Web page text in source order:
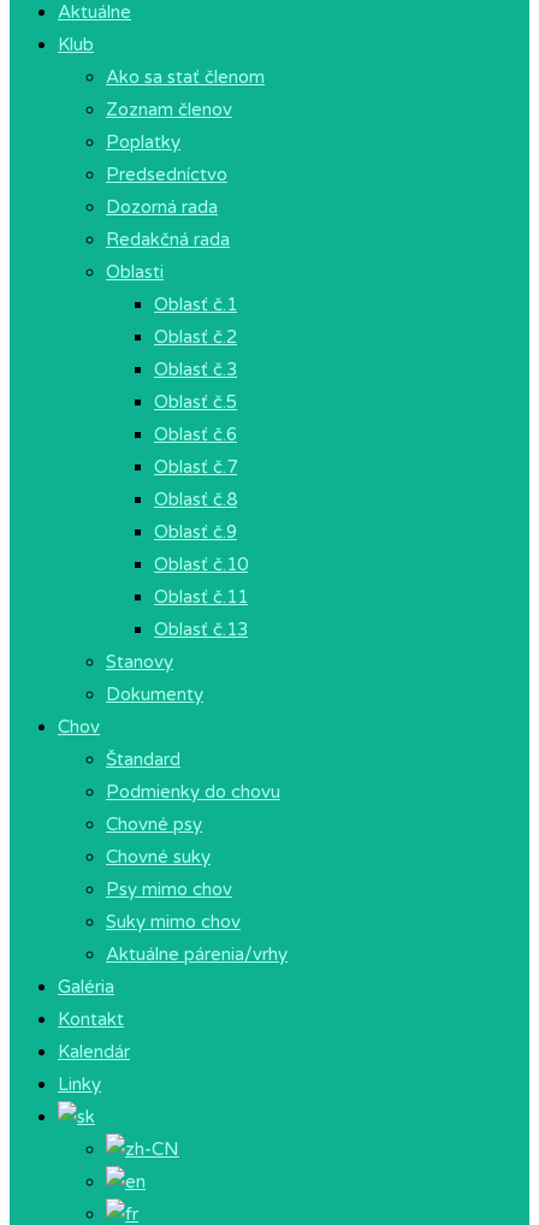
Aktuálne
Klub
Ako sa stať členom
Zoznam členov
Poplatky
Predsedníctvo
Dozorná rada
Redakčná rada
Oblasti
Oblasť č.1
Oblasť č.2
Oblasť č.3
Oblasť č.5
Oblasť č.6
Oblasť č.7
Oblasť č.8
Oblasť č.9
Oblasť č.10
Oblasť č.11
Oblasť č.13
Stanovy
Dokumenty
Chov
Štandard
Podmienky do chovu
Chovné psy
Chovné suky
Psy mimo chov
Suky mimo chov
Aktuálne párenia/vrhy
Galéria
Kontakt
Kalendár
Linky